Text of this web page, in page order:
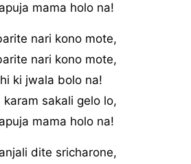
mama holo na!
nari kono mote,
nari kono mote,
ki jwala bolo na!
karam sakali gelo lo,
mama holo na!
dite sricharone,